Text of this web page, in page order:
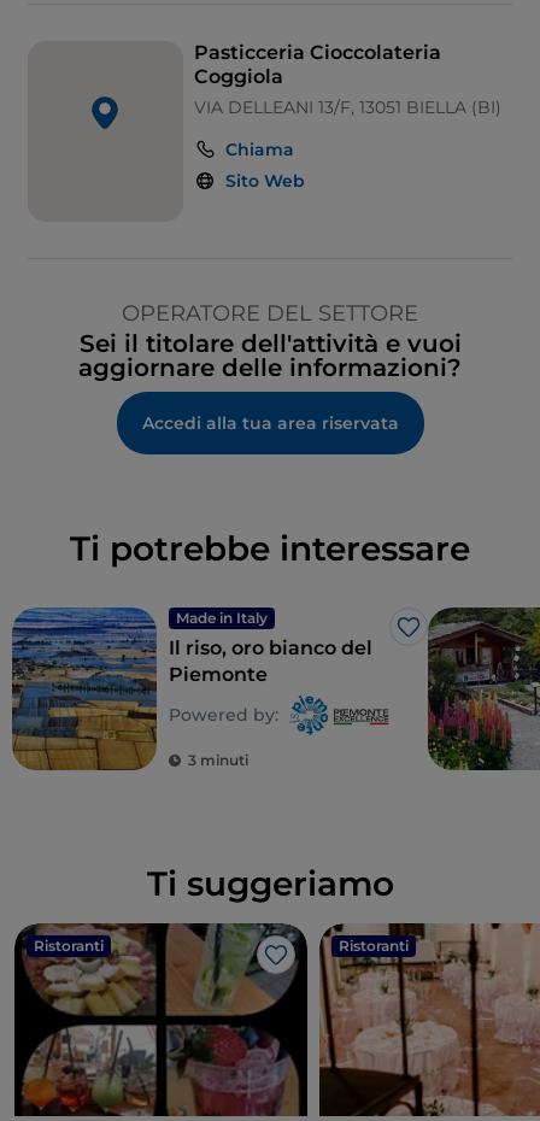
Pasticceria Cioccolateria
Coggiola
VIA DELLEANI 13/F, 13051 BIELLA (BI)
Chiama
Sito Web
OPERATORE DEL SETTORE
Sei il titolare dell'attività e vuoi
aggiornare delle informazioni?
Accedi alla tua area riservata
Ti potrebbe interessare
Made in Italy
Like
Il riso, oro bianco del
Piemonte
Powered by:
3 minuti
Ti suggeriamo
Ristoranti
Like
Ristoranti